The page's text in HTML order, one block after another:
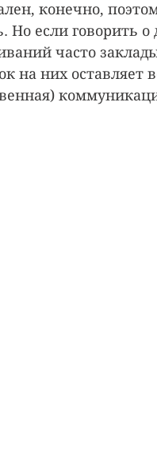
конечно,
если говорить о
часто
на них оставляет